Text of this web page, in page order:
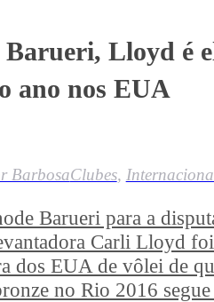
Lloyd é
ano nos EUA
BarbosaClubes,
Barueri para a
Carli Lloyd
dos EUA de vôlei de
no Rio 2016